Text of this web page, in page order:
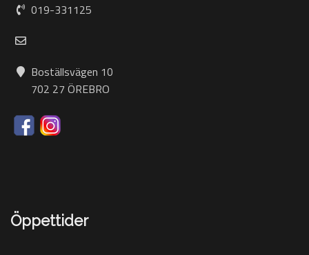
019-331125
Boställsvägen 10
702 27 ÖREBRO
Öppettider